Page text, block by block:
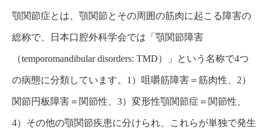
顎関節症とは、顎関節とその周囲の筋肉に起こる障害の
総称で、日本口腔外科学会では「顎関節障害
（temporomandibular disorders: TMD）」という名称で4つ
の病態に分類しています。1）咀嚼筋障害＝筋肉性、2）
関節円板障害＝関節性、3）変形性顎関節症＝関節性、
4）その他の顎関節疾患に分けられ、これらが単独で発生